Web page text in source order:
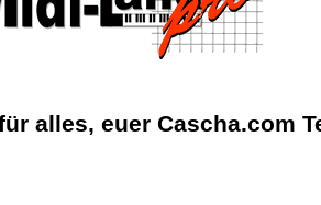
alles, euer Cascha.com